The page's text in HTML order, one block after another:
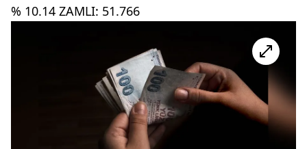
% 10.14 ZAMLI: 51.766